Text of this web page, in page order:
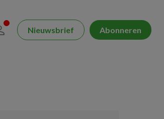
Nieuwsbrief Abonneren